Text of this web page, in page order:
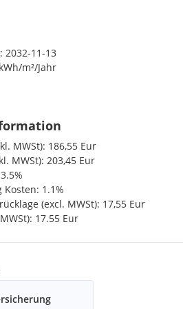
um sich richtig zu entspannen.
in kürzester Zeit am Flughafen oder
perfekte Ort, um Ihr neues Zuhause
Sie sich von der Schönheit, der
sowie den Vorteilen dieser
zwischen dem Vermittler und dem
Naheverhältnis besteht.
tätig.
2032-11-13
m²/Jahr
MWSt): 186,55 Eur
MWSt): 203,45 Eur
1.1%
(excl. MWSt): 17,55 Eur
17.55 Eur